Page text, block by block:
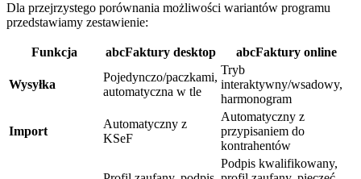
Dla przejrzystego porównania możliwości wariantów programu
przedstawiamy zestawienie:
Funkcja abcFaktury desktop abcFaktury online
Wysyłka
Pojedynczo/paczkami,
automatyczna w tle
Tryb
interaktywny/wsadowy,
harmonogram
Import
Automatyczny z
KSeF
Automatyczny z
przypisaniem do
kontrahentów
Podpis kwalifikowany,